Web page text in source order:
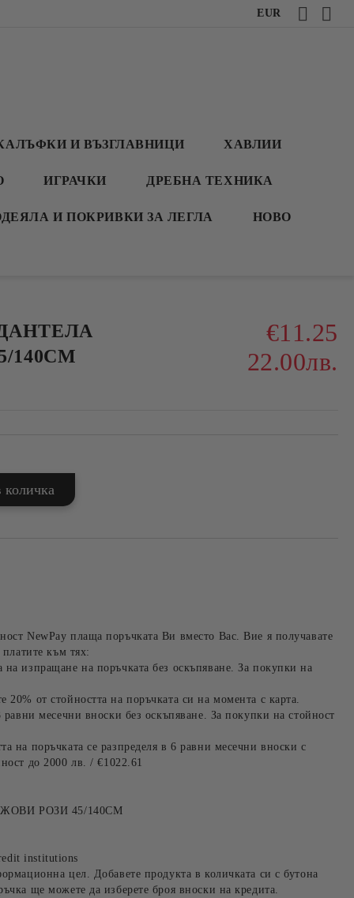
EUR
И ВЪЗГЛАВНИЦИ ХАВЛИИ
ИГРАЧКИ ДРЕБНА ТЕХНИКА
И ПОКРИВКИ ЗА ЛЕГЛА НОВО
140СМ
€11.25
22.00лв.
NewPay плаща поръчката Ви вместо Вас. Вие я получавате
към тях:
изпращане на поръчката без оскъпяване. За покупки на
от стойността на поръчката си на момента с карта.
равни месечни вноски без оскъпяване. За покупки на стойност
на поръчката се разпределя в 6 равни месечни вноски с
до 2000 лв. / €1022.61
РОЗИ 45/140СМ
institutions
цел. Добавете продукта в количката си с бутона
ще можете да изберете броя вноски на кредита.